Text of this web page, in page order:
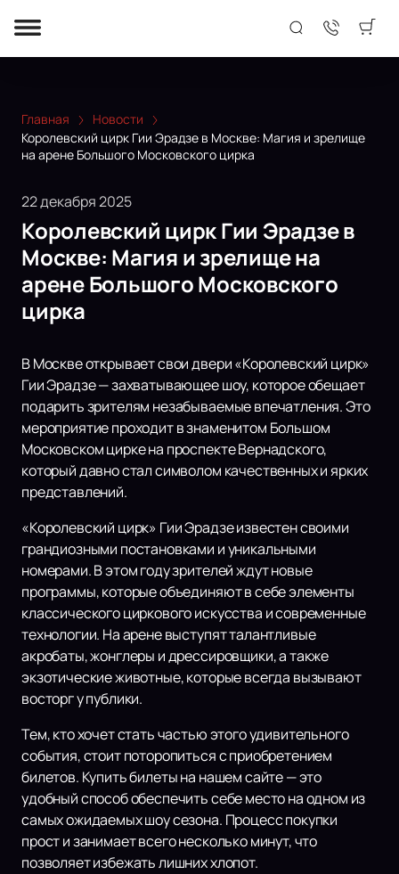
Главная
Новости
Королевский цирк Гии Эрадзе в Москве: Магия и зрелище
на арене Большого Московского цирка
22 декабря 2025
Королевский цирк Гии Эрадзе в
Москве: Магия и зрелище на
арене Большого Московского
цирка
В Москве открывает свои двери «Королевский цирк»
Гии Эрадзе — захватывающее шоу, которое обещает
подарить зрителям незабываемые впечатления. Это
мероприятие проходит в знаменитом Большом
Московском цирке на проспекте Вернадского,
который давно стал символом качественных и ярких
представлений.
«Королевский цирк» Гии Эрадзе известен своими
грандиозными постановками и уникальными
номерами. В этом году зрителей ждут новые
программы, которые объединяют в себе элементы
классического циркового искусства и современные
технологии. На арене выступят талантливые
акробаты, жонглеры и дрессировщики, а также
экзотические животные, которые всегда вызывают
восторг у публики.
Тем, кто хочет стать частью этого удивительного
события, стоит поторопиться с приобретением
билетов. Купить билеты на нашем сайте — это
удобный способ обеспечить себе место на одном из
самых ожидаемых шоу сезона. Процесс покупки
прост и занимает всего несколько минут, что
позволяет избежать лишних хлопот.